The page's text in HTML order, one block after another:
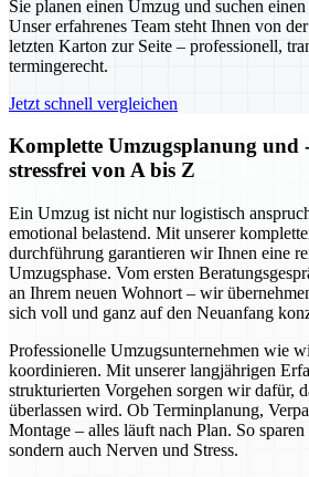
Sie planen einen Umzug und suchen
Unser erfahrenes Team steht Ihnen von
letzten Karton zur Seite – professionell,
termingerecht.
Jetzt schnell vergleichen
Komplette Umzugsplanung
stressfrei von A bis Z
Ein Umzug ist nicht nur logistisch
emotional belastend. Mit unserer
durchführung garantieren wir Ihnen eine
Umzugsphase. Vom ersten
an Ihrem neuen Wohnort – wir
sich voll und ganz auf den Neuanfang
Professionelle Umzugsunternehmen wie
koordinieren. Mit unserer langjährigen
strukturierten Vorgehen sorgen wir dafür,
überlassen wird. Ob Terminplanung,
Montage – alles läuft nach Plan. So
sondern auch Nerven und Stress.